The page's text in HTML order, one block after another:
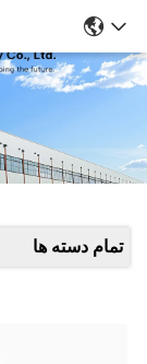
تمام دسته ها